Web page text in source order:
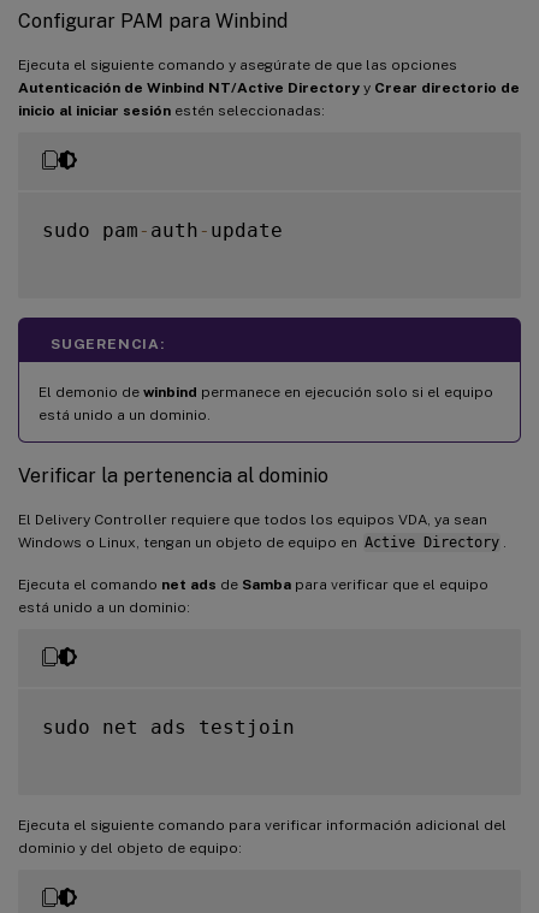
Configurar PAM para Winbind
Ejecuta el siguiente comando y asegúrate de que las opciones
Autenticación de Winbind NT/Active Directory y Crear directorio de
inicio al iniciar sesión estén seleccionadas:
sudo pam - auth - update
SUGERENCIA:
El demonio de winbind permanece en ejecución solo si el equipo
está unido a un dominio.
Verificar la pertenencia al dominio
El Delivery Controller requiere que todos los equipos VDA, ya sean
Windows o Linux, tengan un objeto de equipo en Active Directory
Ejecuta el comando net ads de Samba para verificar que el equipo
está unido a un dominio:
sudo net ads testjoin
Ejecuta el siguiente comando para verificar información adicional del
dominio y del objeto de equipo: